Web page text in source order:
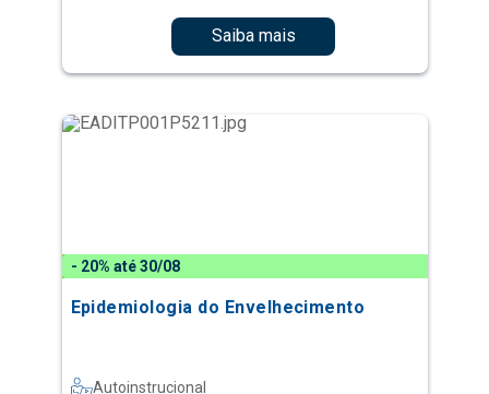
Saiba mais
- 20% até 30/08
Epidemiologia do Envelhecimento
Autoinstrucional